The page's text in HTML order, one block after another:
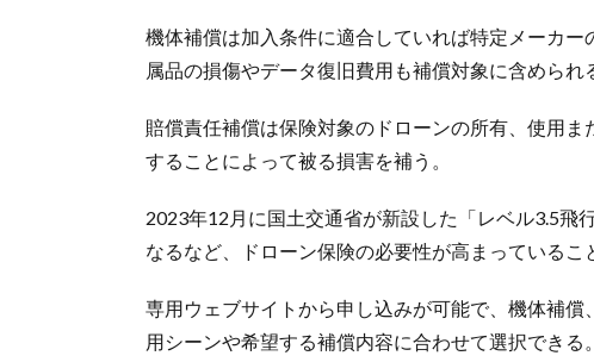
機体補償は加入条件に適合していれば特定メーカ
属品の損傷やデータ復旧費用も補償対象に含められ
賠償責任補償は保険対象のドローンの所有、使用
することによって被る損害を補う。
2023年12月に国土交通省が新設した「レベル3.5飛
なるなど、ドローン保険の必要性が高まっているこ
専用ウェブサイトから申し込みが可能で、機体補
用シーンや希望する補償内容に合わせて選択できる